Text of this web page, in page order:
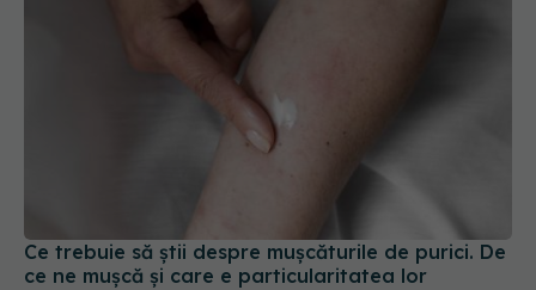
Ce trebuie să știi despre mușcăturile de purici. De
ce ne mușcă și care e particularitatea lor